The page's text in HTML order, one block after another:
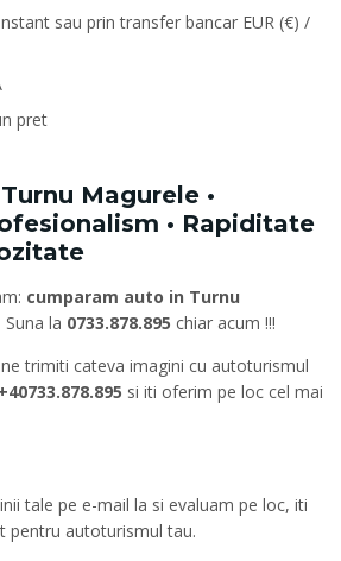
sau prin transfer bancar EUR (€) /
pret
Magurele •
• Rapiditate
cumparam auto in Turnu
la 0733.878.895 chiar acum !!!
trimiti cateva imagini cu autoturismul
+40733.878.895 si iti oferim pe loc cel mai
tale pe e-mail la si evaluam pe loc, iti
pentru autoturismul tau.